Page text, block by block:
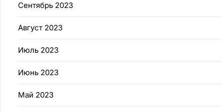
Сентябрь 2023
Август 2023
Июль 2023
Июнь 2023
Май 2023